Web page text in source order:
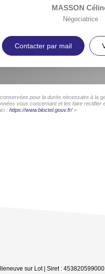
MASSON
Négociatrice
Contacter par mail
pour la durée nécessaire à la
vous concernant et les faire rectifier
: https://www.bloctel.gouv.fr/»
sur Lot | Siret :